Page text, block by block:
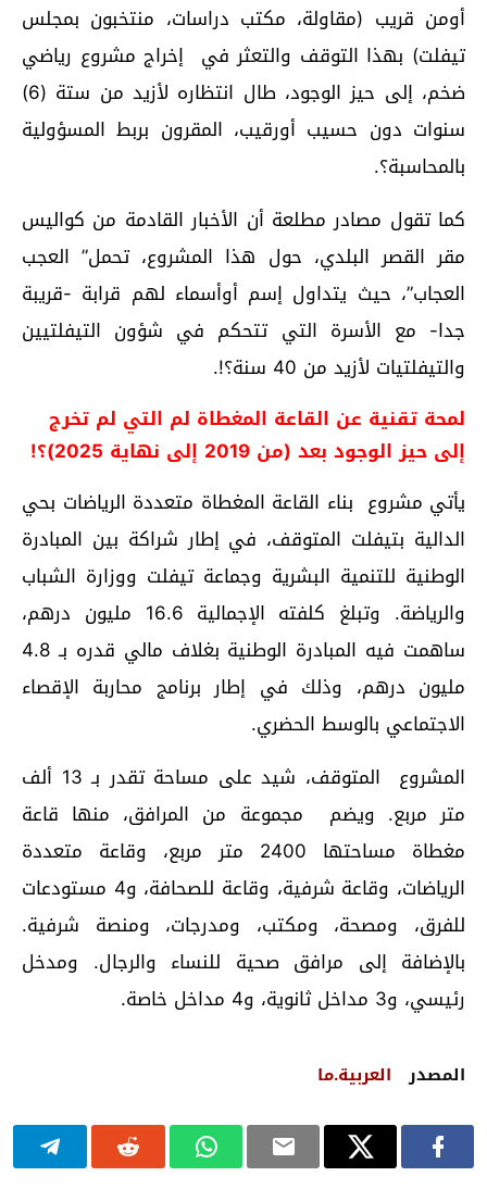
أومن قريب (مقاولة، مكتب دراسات، منتخبون بمجلس
تيفلت) بهذا التوقف والتعثر في إخراج مشروع رياضي
ضخم، إلى حيز الوجود، طال انتظاره لأزيد من ستة (6)
سنوات دون حسيب أورقيب، المقرون بربط المسؤولية
بالمحاسبة؟.
كما تقول مصادر مطلعة أن الأخبار القادمة من كواليس
مقر القصر البلدي، حول هذا المشروع، تحمل” العجب
العجاب”، حيث يتداول إسم أوأسماء لهم قرابة -قريبة
جدا- مع الأسرة التي تتحكم في شؤون التيفلتيين
والتيفلتيات لأزيد من 40 سنة؟!.
لمحة تقنية عن القاعة المغطاة لم التي لم تخرج
إلى حيز الوجود بعد (من 2019 إلى نهاية 2025)؟!
يأتي مشروع بناء القاعة المغطاة متعددة الرياضات بحي
الدالية بتيفلت المتوقف، في إطار شراكة بين المبادرة
الوطنية للتنمية البشرية وجماعة تيفلت ووزارة الشباب
والرياضة. وتبلغ كلفته الإجمالية 16.6 مليون درهم،
ساهمت فيه المبادرة الوطنية بغلاف مالي قدره بـ 4.8
مليون درهم، وذلك في إطار برنامج محاربة الإقصاء
الاجتماعي بالوسط الحضري.
المشروع المتوقف، شيد على مساحة تقدر بـ 13 ألف
متر مربع. ويضم مجموعة من المرافق، منها قاعة
مغطاة مساحتها 2400 متر مربع، وقاعة متعددة
الرياضات، وقاعة شرفية، وقاعة للصحافة، و4 مستودعات
للفرق، ومصحة، ومكتب، ومدرجات، ومنصة شرفية.
بالإضافة إلى مرافق صحية للنساء والرجال. ومدخل
رئيسي، و3 مداخل ثانوية، و4 مداخل خاصة.
المصدر العربية.ما